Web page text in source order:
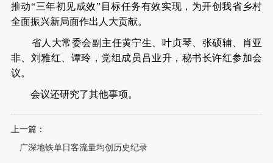
推动“三年初见成效”目标任务有效实现，为开创我省乡村
全面振兴新局面作出人大贡献。
省人大常委会副主任黄宁生、叶贞琴、张硕辅、肖亚
非、刘雅红、谭玲，党组成员吕业升，秘书长许红参加会
议。
会议还研究了其他事项。
上一篇：
广深地铁单日客流量均创历史纪录